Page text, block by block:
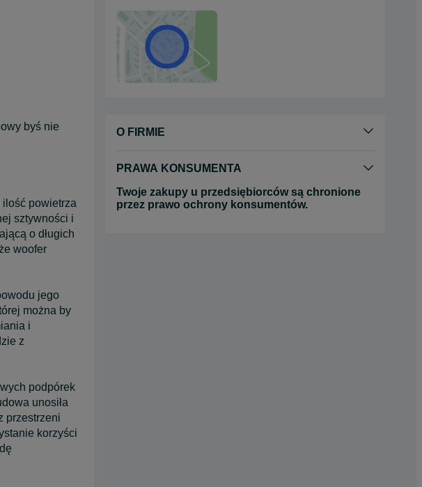
byś nie
powietrza
sztywności i
o długich
woofer
jego
można by
i
z
podpórek
unosiła
przestrzeni
korzyści
O FIRMIE
PRAWA KONSUMENTA
Twoje zakupy u przedsiębiorców są chronione
przez prawo ochrony konsumentów.